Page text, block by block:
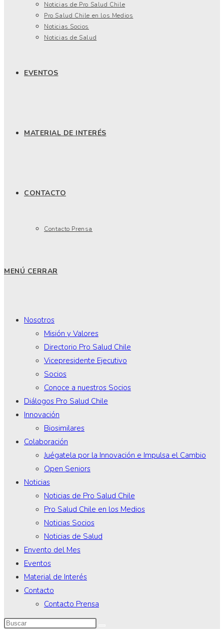
Noticias de Pro Salud Chile
Pro Salud Chile en los Medios
Noticias Socios
Noticias de Salud
EVENTOS
MATERIAL DE INTERÉS
CONTACTO
Contacto Prensa
MENÚ CERRAR
Nosotros
Misión y Valores
Directorio Pro Salud Chile
Vicepresidente Ejecutivo
Socios
Conoce a nuestros Socios
Diálogos Pro Salud Chile
Innovación
Biosimilares
Colaboración
Juégatela por la Innovación e Impulsa el Cambio
Open Seniors
Noticias
Noticias de Pro Salud Chile
Pro Salud Chile en los Medios
Noticias Socios
Noticias de Salud
Envento del Mes
Eventos
Material de Interés
Contacto
Contacto Prensa